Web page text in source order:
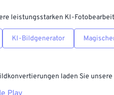
leistungsstarken KI-
KI-Bildgenerator
laden Sie